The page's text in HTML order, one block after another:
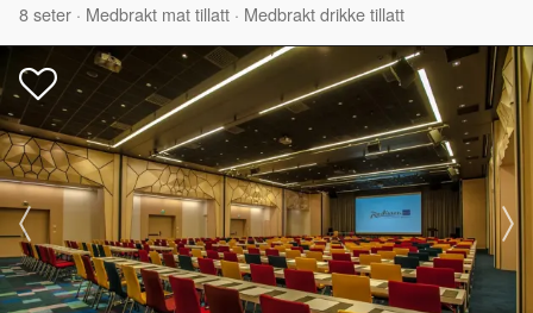
8seter · Medbrakt mat tillatt · Medbrakt drikke tillatt